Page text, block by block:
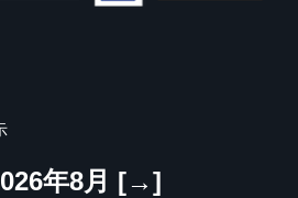
年8月 [→]